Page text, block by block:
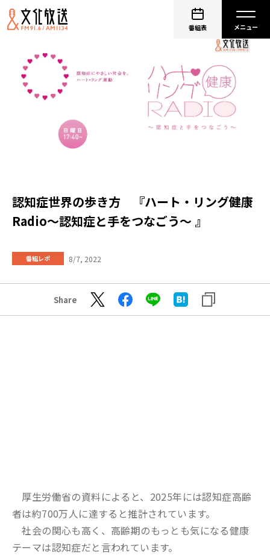
番組表
認知症世界の歩き方 『ハート・リング健康
Radio～認知症と手をつなごう〜 』
番組レポ 8/7, 2022
Share
厚生労働省の資料によると、2025年には認知症高齢
者は約700万人に達すると推計されています。
社会の関心も高く、高齢期のもっとも気になる健康
テーマは認知症だと言われています。